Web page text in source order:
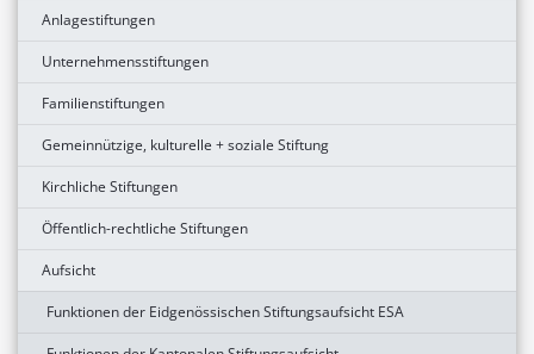
Anlagestiftungen
Unternehmensstiftungen
Familienstiftungen
Gemeinnützige, kulturelle + soziale Stiftung
Kirchliche Stiftungen
Öffentlich-rechtliche Stiftungen
Aufsicht
Funktionen der Eidgenössischen Stiftungsaufsicht ESA